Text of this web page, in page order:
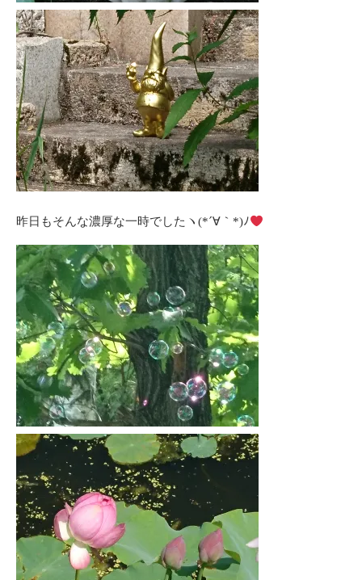
昨日もそんな濃厚な一時でしたヽ(*´∀｀*)ﾉ